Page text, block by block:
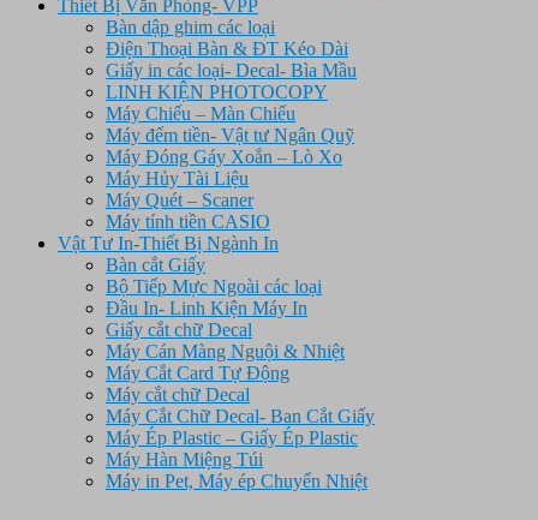
Thiết Bị Văn Phòng- VPP
Bàn dập ghim các loại
Điện Thoại Bàn & ĐT Kéo Dài
Giấy in các loại- Decal- Bìa Mầu
LINH KIỆN PHOTOCOPY
Máy Chiếu – Màn Chiếu
Máy đếm tiền- Vật tư Ngân Quỹ
Máy Đóng Gáy Xoắn – Lò Xo
Máy Hủy Tài Liệu
Máy Quét – Scaner
Máy tính tiền CASIO
Vật Tư In-Thiết Bị Ngành In
Bàn cắt Giấy
Bộ Tiếp Mực Ngoài các loại
Đầu In- Linh Kiện Máy In
Giấy cắt chữ Decal
Máy Cán Màng Nguội & Nhiệt
Máy Cắt Card Tự Động
Máy cắt chữ Decal
Máy Cắt Chữ Decal- Ban Cắt Giấy
Máy Ép Plastic – Giấy Ép Plastic
Máy Hàn Miệng Túi
Máy in Pet, Máy ép Chuyển Nhiệt